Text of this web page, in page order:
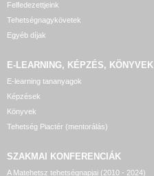
Felfedezettjeink
Tehetségnagykövetek
Egyéb díjak
E-LEARNING, KÉPZÉS, KÖNYVEK
E-learning tananyagok
Képzések
Könyvek
Tehetség Piactér (mentorálás)
SZAKMAI KONFERENCIÁK
A Matehetsz tehetségnapjai (2010 - 2024)